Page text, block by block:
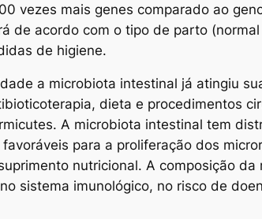
vezes mais genes comparado ao
de acordo com o tipo de parto
de higiene.
a microbiota intestinal já atingiu
dieta e procedimentos
A microbiota intestinal tem
para a proliferação dos
nutricional. A composição
sistema imunológico, no risco de